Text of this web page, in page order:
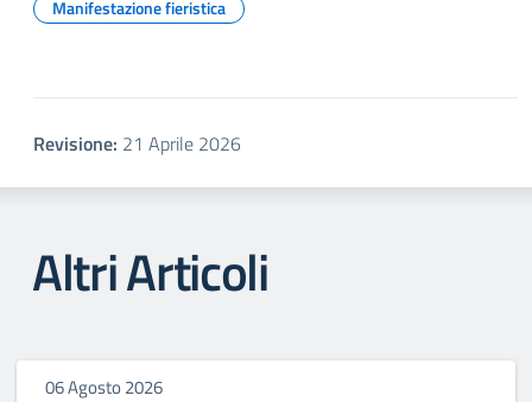
Manifestazione fieristica
Revisione: 21 Aprile 2026
Altri Articoli
06 Agosto 2026